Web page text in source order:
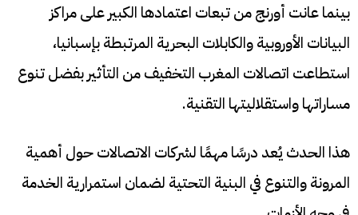
بينما عانت أورنج من تبعات اعتمادها الكبير على مراكز
البيانات الأوروبية والكابلات البحرية المرتبطة بإسبانيا،
استطاعت اتصالات المغرب التخفيف من التأثير بفضل تنوع
مساراتها واستقلاليتها التقنية.
هذا الحدث يُعد درسًا مهمًا لشركات الاتصالات حول أهمية
المرونة والتنوع في البنية التحتية لضمان استمرارية الخدمة